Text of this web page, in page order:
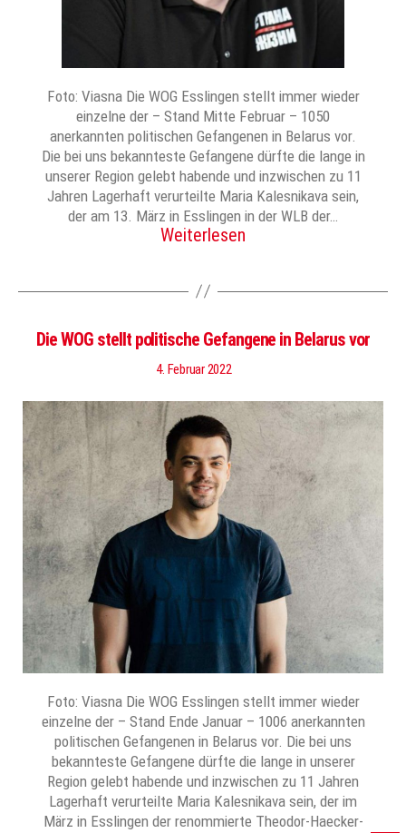
Foto: Viasna Die WOG Esslingen stellt immer wieder
einzelne der – Stand Mitte Februar – 1050
anerkannten politischen Gefangenen in Belarus vor.
Die bei uns bekannteste Gefangene dürfte die lange in
unserer Region gelebt habende und inzwischen zu 11
Jahren Lagerhaft verurteilte Maria Kalesnikava sein,
der am 13. März in Esslingen in der WLB der…
Weiterlesen
Die WOG stellt politische Gefangene in Belarus vor
4. Februar 2022
Foto: Viasna Die WOG Esslingen stellt immer wieder
einzelne der – Stand Ende Januar – 1006 anerkannten
politischen Gefangenen in Belarus vor. Die bei uns
bekannteste Gefangene dürfte die lange in unserer
Region gelebt habende und inzwischen zu 11 Jahren
Lagerhaft verurteilte Maria Kalesnikava sein, der im
März in Esslingen der renommierte Theodor-Haecker-